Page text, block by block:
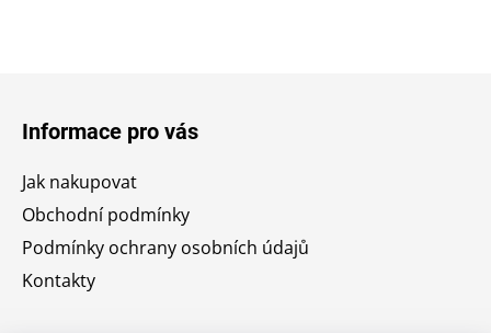
Informace pro vás
Jak nakupovat
Obchodní podmínky
Podmínky ochrany osobních údajů
Kontakty